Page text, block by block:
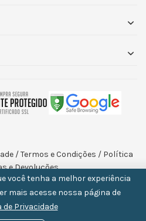
você tenha a melhor experiência
mais acesse nossa página de
Privacidade
/Termos e Condições / Política
e Devoluções